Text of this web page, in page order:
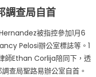
調查局自首
被指控參加1月6
Pelosi辦公室標誌等。1
師Ethan Corlija陪同下，透
查局聖路易辦公室自首。